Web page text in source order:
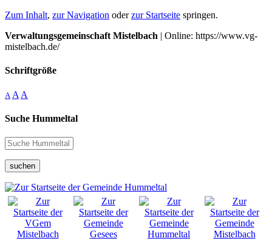
Zum Inhalt, zur Navigation oderzur Startseite springen.
Verwaltungsgemeinschaft Mistelbach | Online: https://www.vg-
mistelbach.de/
Schriftgröße
A A A
Suche Hummeltal
suchen